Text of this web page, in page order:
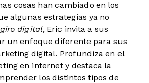
cosas han cambiado en los
algunas estrategias ya no
digital, Eric invita a sus
un enfoque diferente para sus
digital. Profundiza en el
en internet y destaca la
los distintos tipos de